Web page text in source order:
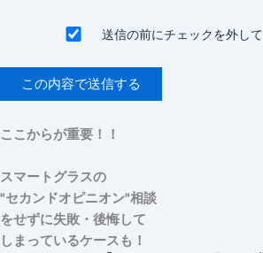
送信の前にチェックを外して
ここからが重要！！
スマートグラスの
"セカンドオピニオン"相談
をせずに失敗・後悔して
しまっているケースも！